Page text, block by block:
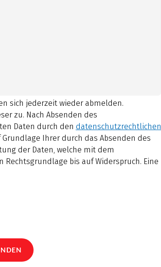
sich jederzeit wieder abmelden.
zu. Nach Absenden des
Daten durch den datenschutzrechtlichen
Ihrer durch das Absenden des
der Daten, welche mit dem
bis auf Widerspruch. Eine